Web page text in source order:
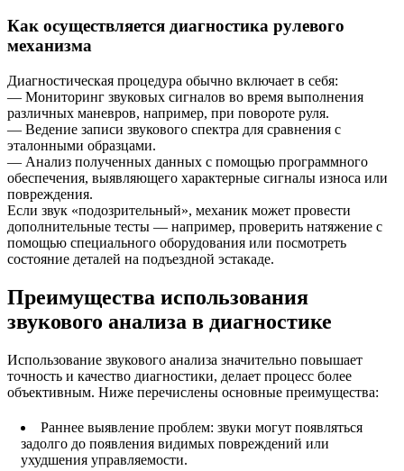
Как осуществляется диагностика рулевого
механизма
Диагностическая процедура обычно включает в себя:
— Мониторинг звуковых сигналов во время выполнения
различных маневров, например, при повороте руля.
— Ведение записи звукового спектра для сравнения с
эталонными образцами.
— Анализ полученных данных с помощью программного
обеспечения, выявляющего характерные сигналы износа или
повреждения.
Если звук «подозрительный», механик может провести
дополнительные тесты — например, проверить натяжение с
помощью специального оборудования или посмотреть
состояние деталей на подъездной эстакаде.
Преимущества использования
звукового анализа в диагностике
Использование звукового анализа значительно повышает
точность и качество диагностики, делает процесс более
объективным. Ниже перечислены основные преимущества:
Раннее выявление проблем: звуки могут появляться
задолго до появления видимых повреждений или
ухудшения управляемости.